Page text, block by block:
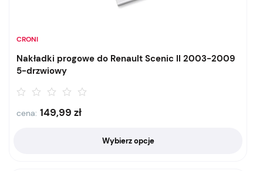
CRONI
Nakładki progowe do Renault Scenic II 2003-2009
5-drzwiowy
cena: 149,99 zł
Wybierz opcje